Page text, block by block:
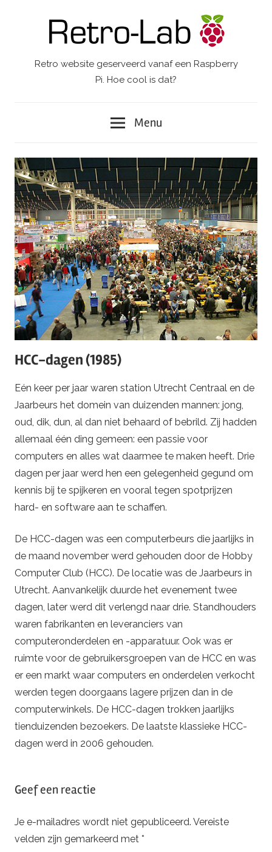
Retro-
Retro website geserveerd vanaf een Raspberry
Pi. Hoe cool is dat?
Menu
HCC-dagen (1985)
Eén keer per jaar waren station Utrecht Centraal en de
Jaarbeurs het domein van duizenden mannen: jong,
oud, dik, dun, al dan niet behaard of bebrild. Zij hadden
allemaal één ding gemeen: een passie voor
computers en alles wat daarmee te maken heeft. Drie
dagen per jaar werd hen een gelegenheid gegund om
kennis bij te spijkeren en vooral tegen spotprijzen
hard- en software aan te schaffen.
De HCC-dagen was een computerbeurs die jaarlijks in
de maand november werd gehouden door de Hobby
Computer Club (HCC). De locatie was de Jaarbeurs in
Utrecht. Aanvankelijk duurde het evenement twee
dagen, later werd dit verlengd naar drie. Standhouders
waren fabrikanten en leveranciers van
computeronderdelen en -apparatuur. Ook was er
ruimte voor de gebruikersgroepen van de HCC en was
er een markt waar computers en onderdelen verkocht
werden tegen doorgaans lagere prijzen dan in de
computerwinkels. De HCC-dagen trokken jaarlijks
tienduizenden bezoekers. De laatste klassieke HCC-
dagen werd in 2006 gehouden.
Geef een reactie
Je e-mailadres wordt niet gepubliceerd. Vereiste
velden zijn gemarkeerd met *